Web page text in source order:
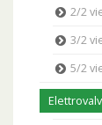
2/2
3/2
5/2